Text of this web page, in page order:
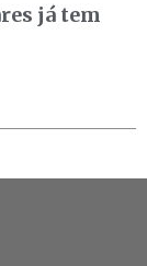
já tem